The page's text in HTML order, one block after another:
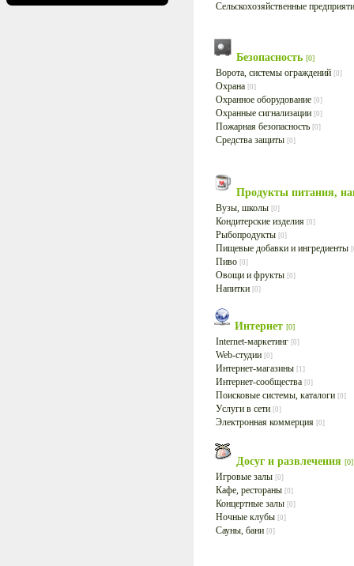
Сельскохозяйственные
Безопасность [0]
Ворота, системы ограждений [0]
Охрана [0]
Охранное оборудование [0]
Охранные сигнализации [0]
Пожарная безопасность [0]
Средства защиты [0]
Продукты питания,
Вузы, школы [0]
Кондитерские изделия [0]
Рыбопродукты [0]
Пищевые добавки и ингредиенты
Пиво [0]
Овощи и фрукты [0]
Напитки [0]
Интернет [0]
Internet-маркетинг [0]
Web-студии [0]
Интернет-магазины [1]
Интернет-сообщества [0]
Поисковые системы, каталоги [0]
Услуги в сети [0]
Электронная коммерция [0]
Досуг и развлечения [0]
Игровые залы [0]
Кафе, рестораны [0]
Концертные залы [0]
Ночные клубы [0]
Сауны, бани [0]